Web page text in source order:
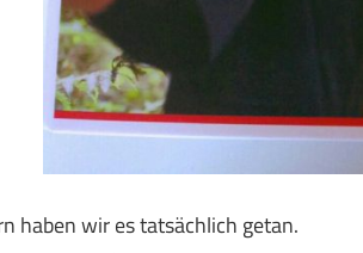
haben wir es tatsächlich getan.